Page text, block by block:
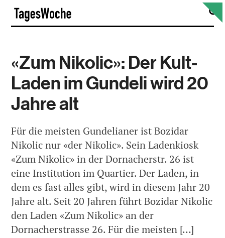
Skip
content
«Zum Nikolic»: Der Kult-
Laden im Gundeli wird 20
Jahre alt
Für die meisten Gundelianer ist Bozidar
Nikolic nur «der Nikolic». Sein Ladenkiosk
«Zum Nikolic» in der Dornacherstr. 26 ist
eine Institution im Quartier. Der Laden, in
dem es fast alles gibt, wird in diesem Jahr 20
Jahre alt. Seit 20 Jahren führt Bozidar Nikolic
den Laden «Zum Nikolic» an der
Dornacherstrasse 26. Für die meisten […]